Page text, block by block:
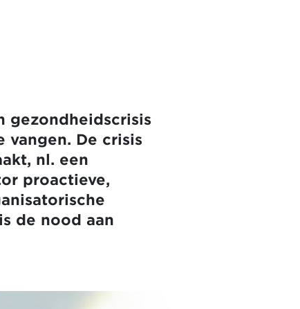
gezondheidscrisis
vangen. De crisis
nl. een
proactieve,
de nood aan